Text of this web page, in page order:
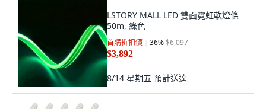
LSTORY MALL LED 雙面霓虹軟燈條
50m, 綠色
首購折扣價 36%$6,097
$3,892
8/14 星期五 預計送達